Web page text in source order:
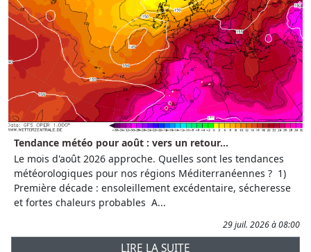
Tendance météo pour août : vers un retour...
Le mois d'août 2026 approche. Quelles sont les tendances
météorologiques pour nos régions Méditerranéennes ? 1)
Première décade : ensoleillement excédentaire, sécheresse
et fortes chaleurs probables A...
29 juil. 2026 à 08:00
LIRE LA SUITE